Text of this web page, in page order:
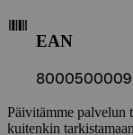
EAN
Päivitämme palvelun
kuitenkin